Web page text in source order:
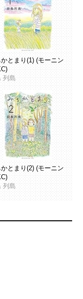
とまり(1) (モーニン
列島
とまり(2) (モーニン
列島